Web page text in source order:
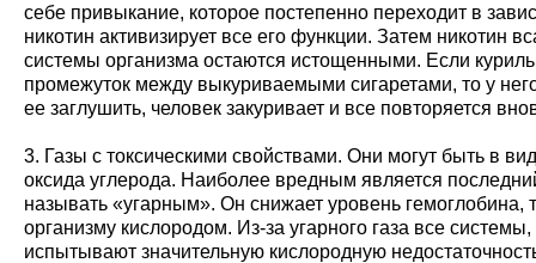
себе привыкание, которое постепенно переходит в
никотин активизирует все его функции. Затем никотин
системы организма остаются истощенными. Если
промежуток между выкуриваемыми сигаретами, то у
ее заглушить, человек закуривает и все повторяется
3. Газы с токсическими свойствами. Они могут быть в
оксида углерода. Наиболее вредным является
называть «угарным». Он снижает уровень гемоглобина,
организму кислородом. Из-за угарного газа все
испытывают значительную кислородную